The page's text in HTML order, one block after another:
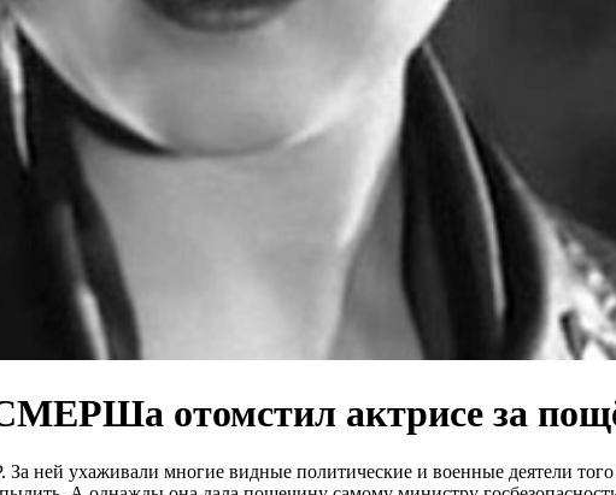
отомстил актрисе за
ней ухаживали многие видные политические и военные деятели